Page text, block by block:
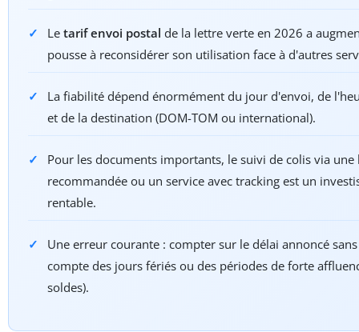
Le tarif envoi postal de la lettre verte en 2026 a
pousse à reconsidérer son utilisation face à d'autres
La fiabilité dépend énormément du jour d'envoi, de
et de la destination (DOM-TOM ou international).
Pour les documents importants, le suivi de colis via une
recommandée ou un service avec tracking est un
rentable.
Une erreur courante : compter sur le délai annoncé
compte des jours fériés ou des périodes de forte
soldes).